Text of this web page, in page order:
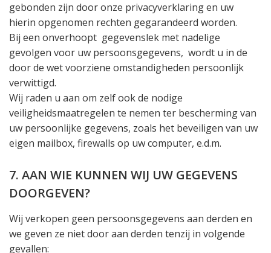
gebonden zijn door onze privacyverklaring en uw
hierin opgenomen rechten gegarandeerd worden.
Bij een onverhoopt gegevenslek met nadelige
gevolgen voor uw persoonsgegevens, wordt u in de
door de wet voorziene omstandigheden persoonlijk
verwittigd.
Wij raden u aan om zelf ook de nodige
veiligheidsmaatregelen te nemen ter bescherming van
uw persoonlijke gegevens, zoals het beveiligen van uw
eigen mailbox, firewalls op uw computer, e.d.m.
7. AAN WIE KUNNEN WIJ UW GEGEVENS
DOORGEVEN?
Wij verkopen geen persoonsgegevens aan derden en
we geven ze niet door aan derden tenzij in volgende
gevallen: